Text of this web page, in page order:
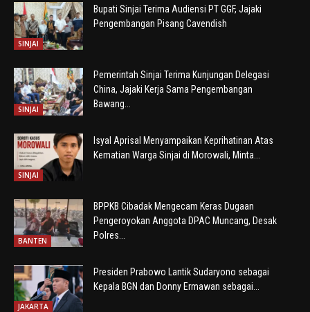
SINJAI
Bupati Sinjai Terima Audiensi PT GGF, Jajaki
Pengembangan Pisang Cavendish
SINJAI
Pemerintah Sinjai Terima Kunjungan Delegasi
China, Jajaki Kerja Sama Pengembangan
Bawang...
SINJAI
Isyal Aprisal Menyampaikan Keprihatinan Atas
Kematian Warga Sinjai di Morowali, Minta...
BANTEN
BPPKB Cibadak Mengecam Keras Dugaan
Pengeroyokan Anggota DPAC Muncang, Desak
Polres...
JAKARTA
Presiden Prabowo Lantik Sudaryono sebagai
Kepala BGN dan Donny Ermawan sebagai...